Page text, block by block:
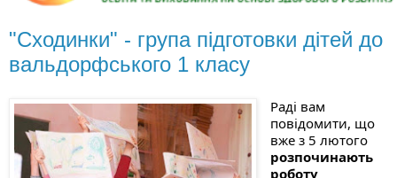
"Сходинки" - група підготовки дітей до
вальдорфського 1 класу
Раді вам
повідомити, що
розпочинають
роботу